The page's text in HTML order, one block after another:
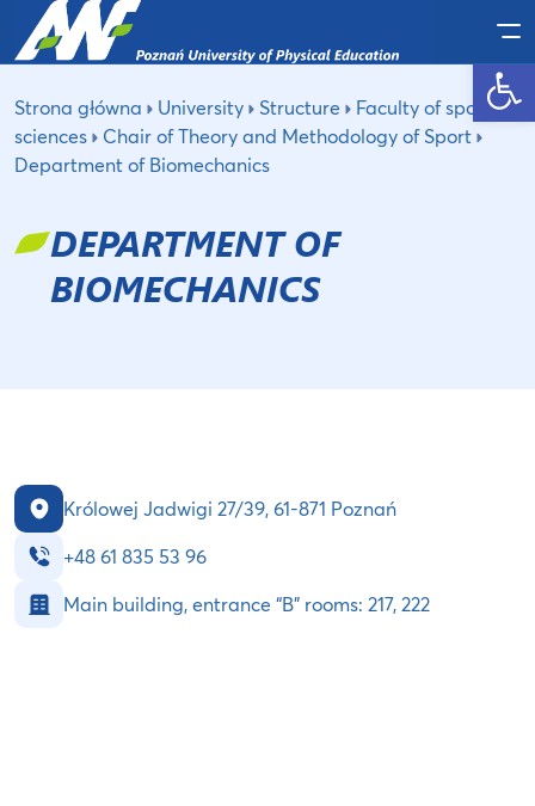
Open toolbar
Strona główna University Structure
Faculty of sport
sciences
Chair of Theory and Methodology of Sport
Department of Biomechanics
DEPARTMENT OF
BIOMECHANICS
Królowej Jadwigi 27/39, 61-871 Poznań
+48 61 835 53 96
Main building, entrance “B” rooms: 217, 222